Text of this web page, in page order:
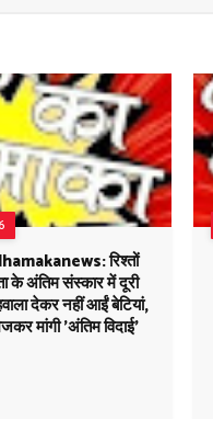
रिश्तों
के अंतिम संस्कार में दूरी
देकर नहीं आईं बेटियां,
मांगी 'अंतिम विदाई'